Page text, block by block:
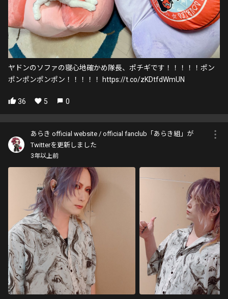
ヤドンのソファの寝心地確かめ隊長、ポチギです！！！！！ポン
ポンポンポンポン！！！！！ https://t.co/zKDtfdWmUN
36 5 0
あらき official website / official fanclub「あらき組」が
Twitterを更新しました
3年以上前